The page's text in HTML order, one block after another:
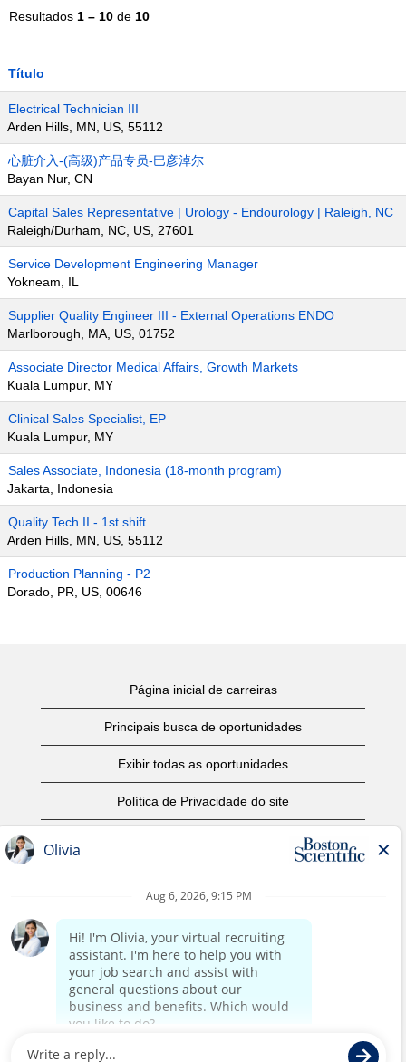
Resultados 1 – 10 de 10
Título
Electrical Technician III
Arden Hills, MN, US, 55112
心脏介入-(高级)产品专员-巴彦淖尔
Bayan Nur, CN
Capital Sales Representative | Urology - Endourology | Raleigh, NC
Raleigh/Durham, NC, US, 27601
Service Development Engineering Manager
Yokneam, IL
Supplier Quality Engineer III - External Operations ENDO
Marlborough, MA, US, 01752
Associate Director Medical Affairs, Growth Markets
Kuala Lumpur, MY
Clinical Sales Specialist, EP
Kuala Lumpur, MY
Sales Associate, Indonesia (18-month program)
Jakarta, Indonesia
Quality Tech II - 1st shift
Arden Hills, MN, US, 55112
Production Planning - P2
Dorado, PR, US, 00646
Página inicial de carreiras
Principais busca de oportunidades
Exibir todas as oportunidades
Política de Privacidade do site
Aviso de Direitos Autorais
Página corporativa